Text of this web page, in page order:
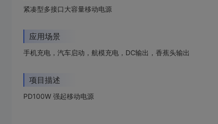
紧凑型多接口大容量移动电源
应用场景
手机充电，汽车启动，航模充电，DC输出，香蕉头输出
项目描述
PD100W 强起移动电源